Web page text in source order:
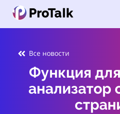
Все новости
Функция
анализатор